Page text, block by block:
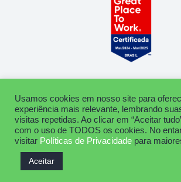
Termos de Uso Política de
Copyright © 2024 Neppo | Todos os
Usamos cookies em nosso site para
experiência mais relevante, lembrando
visitas repetidas. Ao clicar em “Aceitar
com o uso de TODOS os cookies. No
visitar Políticas de Privacidade para
Aceitar